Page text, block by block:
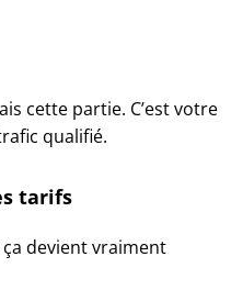
cette partie. C’est votre
qualifié.
tarifs
ça devient vraiment